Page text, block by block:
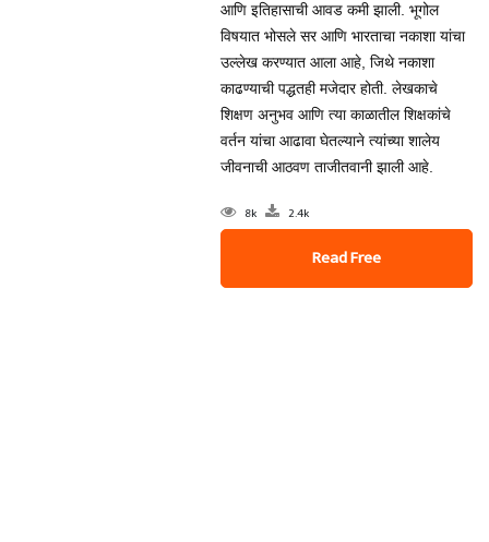
आणि इतिहासाची आवड कमी झाली. भूगोल
विषयात भोसले सर आणि भारताचा नकाशा यांचा
उल्लेख करण्यात आला आहे, जिथे नकाशा
काढण्याची पद्धतही मजेदार होती. लेखकाचे
शिक्षण अनुभव आणि त्या काळातील शिक्षकांचे
वर्तन यांचा आढावा घेतल्याने त्यांच्या शालेय
जीवनाची आठवण ताजीतवानी झाली आहे.
8k 2.4k
Read Free